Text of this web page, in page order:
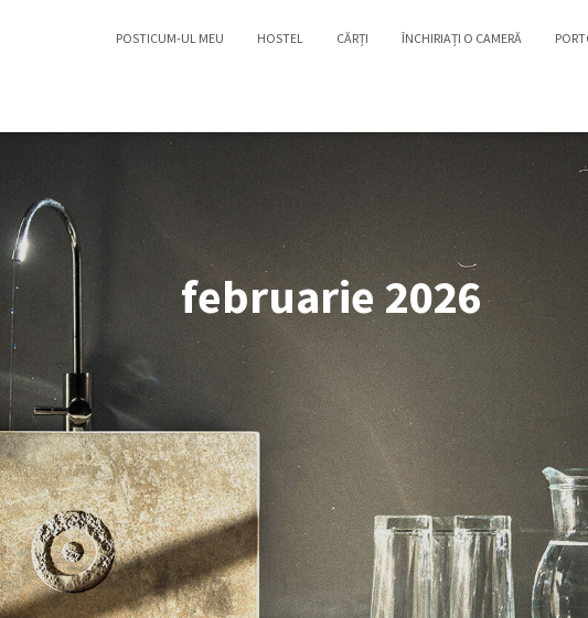
POSTICUM-UL MEU HOSTEL CĂRȚI ÎNCHIRIAȚI O CAMERĂ
februarie 2026